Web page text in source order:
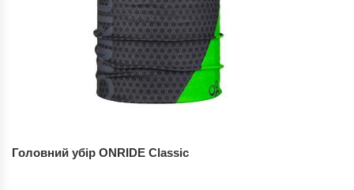
Головний убір ONRIDE Classic